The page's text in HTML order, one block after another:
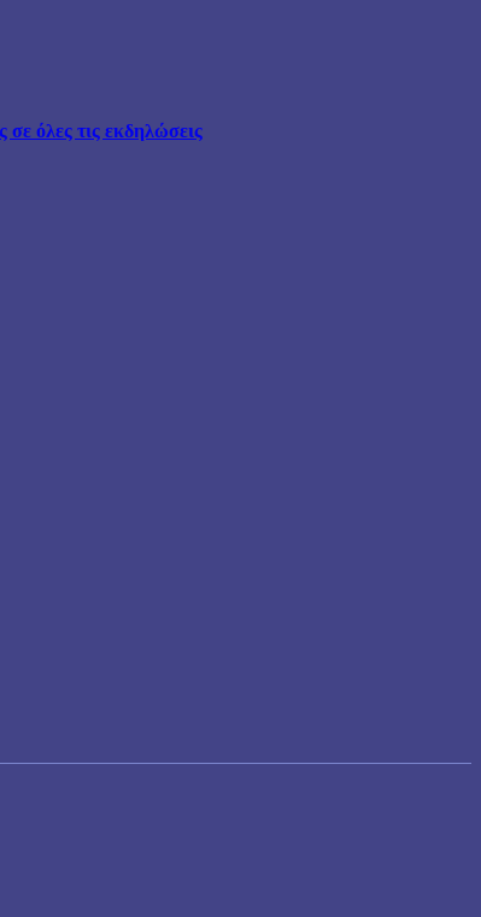
όλες τις εκδηλώσεις